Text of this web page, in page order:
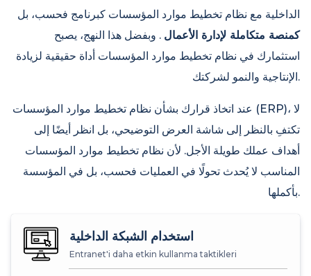
الداخلية مع نظام تخطيط موارد المؤسسات كبرنامج فحسب، بل
كمنصة متكاملة لإدارة الأعمال . وبفضل هذا النهج، يصبح
استثمارك في نظام تخطيط موارد المؤسسات أداة حقيقية لزيادة
الإنتاجية والنمو لشركتك.
عند اتخاذ قرارك بشأن نظام تخطيط موارد المؤسسات (ERP)، لا
تكتفِ بالنظر إلى شاشة العرض التوضيحي، بل انظر أيضًا إلى
أهداف عملك طويلة الأجل. لأن نظام تخطيط موارد المؤسسات
المناسب لا يُحدث تحولًا في العمليات فحسب، بل في المؤسسة
بأكملها.
استخدام الشبكة الداخلية
Entranet'i daha etkin kullanma taktikleri